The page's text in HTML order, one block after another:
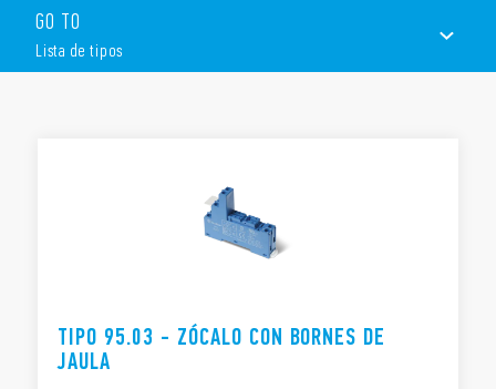
La serie 95 de Finder incluye los zócalos para las series 40, 41 y
43.
Otras características técnicas:
GO TO
Lista de tipos
TIPO 95.03 - ZÓCALO CON BORNES DE
JAULA